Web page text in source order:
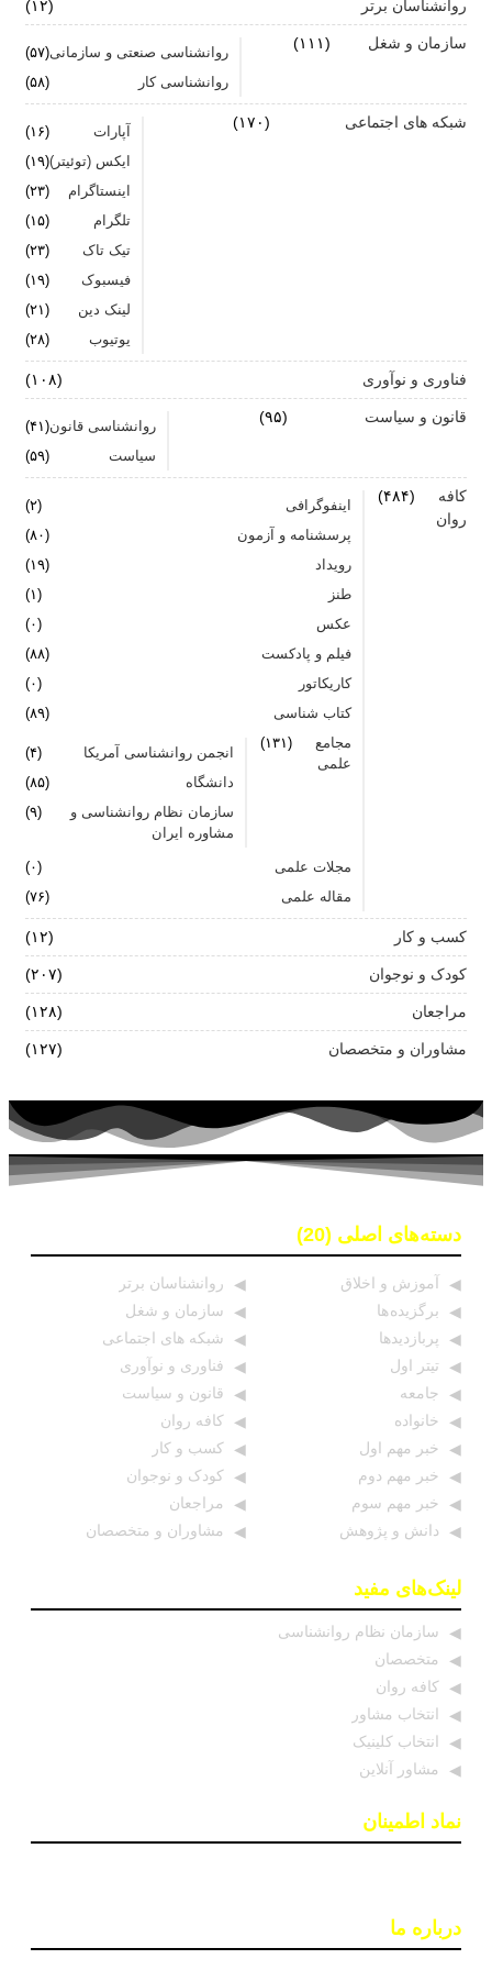
روانشناسان برتر (۱۲)
سازمان و شغل (۱۱۱)
روانشناسی صنعتی و سازمانی(۵۷)
روانشناسی کار
(۵۸)
شبکه های اجتماعی (۱۷۰)
آپارات
(۱۶)
ایکس (توئیتر)(۱۹)
اینستاگرام
(۲۳)
تلگرام
(۱۵)
تیک تاک
(۲۳)
فیسبوک
(۱۹)
لینک دین
(۲۱)
یوتیوب
(۲۸)
فناوری و نوآوری (۱۰۸)
قانون و سیاست (۹۵)
روانشناسی قانون(۴۱)
سیاست
(۵۹)
کافه
روان
(۴۸۴)
اینفوگرافی
(۲)
پرسشنامه و آزمون
(۸۰)
رویداد
(۱۹)
طنز
(۱)
عکس
(۰)
فیلم و پادکست
(۸۸)
کاریکاتور
(۰)
کتاب شناسی
(۸۹)
مجامع
علمی
(۱۳۱)
انجمن روانشناسی آمریکا
(۴)
دانشگاه
(۸۵)
سازمان نظام روانشناسی و
مشاوره ایران
(۹)
مجلات علمی
(۰)
مقاله علمی
(۷۶)
کسب و کار (۱۲)
کودک و نوجوان (۲۰۷)
مراجعان (۱۲۸)
مشاوران و متخصصان (۱۲۷)
دسته‌های اصلی (20)
آموزش و اخلاق
برگزیده ها
پربازدیدها
تیتر اول
جامعه
خانواده
خبر مهم اول
خبر مهم دوم
خبر مهم سوم
دانش و پژوهش
روانشناسان برتر
سازمان و شغل
شبکه های اجتماعی
فناوری و نوآوری
قانون و سیاست
کافه روان
کسب و کار
کودک و نوجوان
مراجعان
مشاوران و متخصصان
لینک‌های مفید
سازمان نظام روانشناسی
متخصصان
کافه روان
انتخاب مشاور
انتخاب کلینیک
مشاور آنلاین
نماد اطمینان
درباره ما